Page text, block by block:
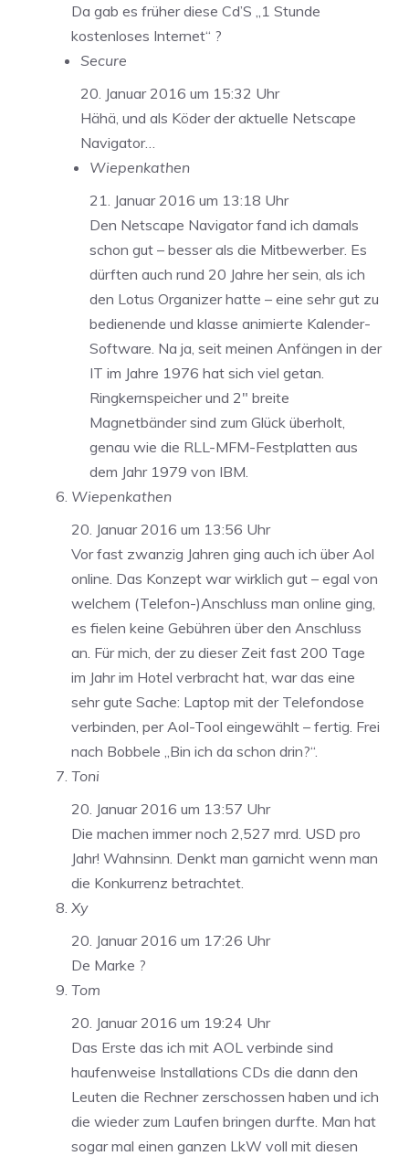
Da gab es früher diese Cd’S „1 Stunde
kostenloses Internet“ ?
Secure
20. Januar 2016 um 15:32 Uhr
Hähä, und als Köder der aktuelle Netscape
Navigator…
Wiepenkathen
21. Januar 2016 um 13:18 Uhr
Den Netscape Navigator fand ich damals
schon gut – besser als die Mitbewerber. Es
dürften auch rund 20 Jahre her sein, als ich
den Lotus Organizer hatte – eine sehr gut zu
bedienende und klasse animierte Kalender-
Software. Na ja, seit meinen Anfängen in der
IT im Jahre 1976 hat sich viel getan.
Ringkernspeicher und 2″ breite
Magnetbänder sind zum Glück überholt,
genau wie die RLL-MFM-Festplatten aus
dem Jahr 1979 von IBM.
Wiepenkathen
20. Januar 2016 um 13:56 Uhr
Vor fast zwanzig Jahren ging auch ich über Aol
online. Das Konzept war wirklich gut – egal von
welchem (Telefon-)Anschluss man online ging,
es fielen keine Gebühren über den Anschluss
an. Für mich, der zu dieser Zeit fast 200 Tage
im Jahr im Hotel verbracht hat, war das eine
sehr gute Sache: Laptop mit der Telefondose
verbinden, per Aol-Tool eingewählt – fertig. Frei
nach Bobbele „Bin ich da schon drin?“.
Toni
20. Januar 2016 um 13:57 Uhr
Die machen immer noch 2,527 mrd. USD pro
Jahr! Wahnsinn. Denkt man garnicht wenn man
die Konkurrenz betrachtet.
Xy
20. Januar 2016 um 17:26 Uhr
De Marke ?
Tom
20. Januar 2016 um 19:24 Uhr
Das Erste das ich mit AOL verbinde sind
haufenweise Installations CDs die dann den
Leuten die Rechner zerschossen haben und ich
die wieder zum Laufen bringen durfte. Man hat
sogar mal einen ganzen LkW voll mit diesen